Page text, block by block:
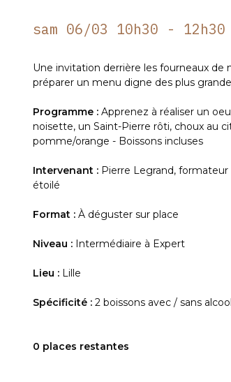
sam 06/03 10h30 - 12h30
Une invitation derrière les fourneaux de
préparer un menu digne des plus
Programme : Apprenez à réaliser un
noisette, un Saint-Pierre rôti, choux au
pomme/orange - Boissons incluses
Intervenant : Pierre Legrand,
étoilé
Format : À déguster sur place
Niveau : Intermédiaire à Expert
Lieu : Lille
Spécificité : 2 boissons avec / sans
0 places restantes